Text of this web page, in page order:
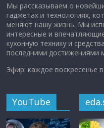
Мы рассказываем о
гаджетах и технологиях,
меняют нашу жизнь. Мы
интересные и
кухонную технику и
последними достижениями
Эфир: каждое воскресенье
YouTube